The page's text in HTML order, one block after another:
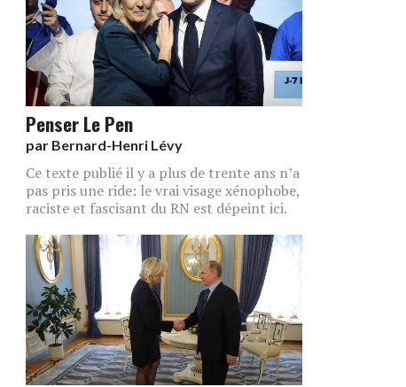
Penser Le Pen
par Bernard-Henri Lévy
Ce texte publié il y a plus de trente ans n’a
pas pris une ride: le vrai visage xénophobe,
raciste et fascisant du RN est dépeint ici.